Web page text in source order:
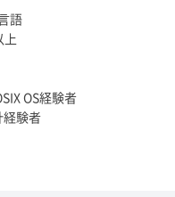
語
上
OS経験者
経験者